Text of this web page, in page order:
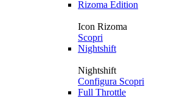
Rizoma Edition
Icon Rizoma
Scopri
Nightshift
Nightshift
Configura Scopri
Full Throttle